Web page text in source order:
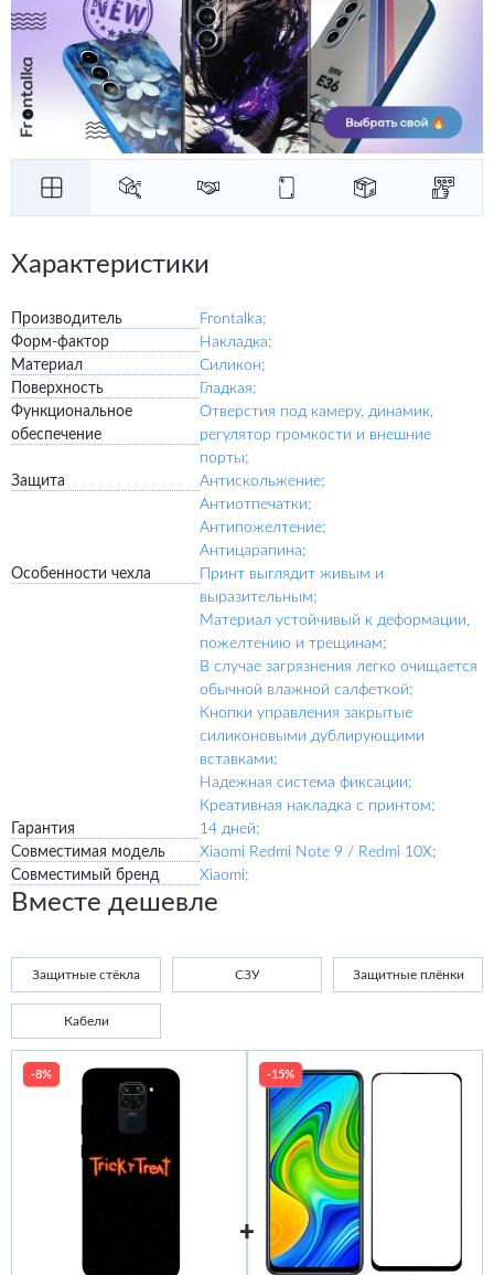
Характеристики
Производитель
Frontalka;
Форм-фактор
Накладка;
Материал
Силикон;
Поверхность
Гладкая;
Функциональное
обеспечение
Отверстия под камеру, динамик,
регулятор громкости и внешние
порты;
Защита
Антискольжение;
Антиотпечатки;
Антипожелтение;
Антицарапина;
Особенности чехла
Принт выглядит живым и
выразительным;
Материал устойчивый к деформации,
пожелтению и трещинам;
В случае загрязнения легко очищается
обычной влажной салфеткой;
Кнопки управления закрытые
силиконовыми дублирующими
вставками;
Надежная система фиксации;
Креативная накладка с принтом;
Гарантия
14 дней;
Совместимая модель
Xiaomi Redmi Note 9 / Redmi 10X;
Совместимый бренд
Xiaomi;
Вместе дешевле
Защитные стёкла СЗУ Защитные плёнки
Кабели
-8% -15%